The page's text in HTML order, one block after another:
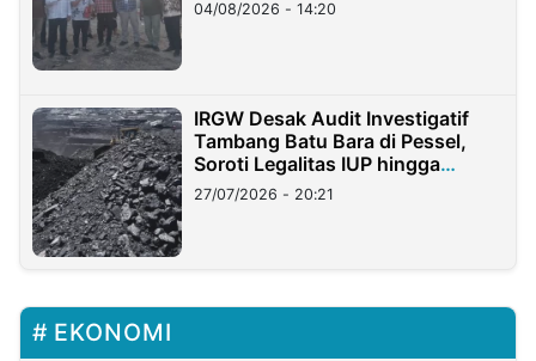
04/08/2026 - 14:20
IRGW Desak Audit Investigatif
Tambang Batu Bara di Pessel,
Soroti Legalitas IUP hingga
Stockpile
27/07/2026 - 20:21
EKONOMI